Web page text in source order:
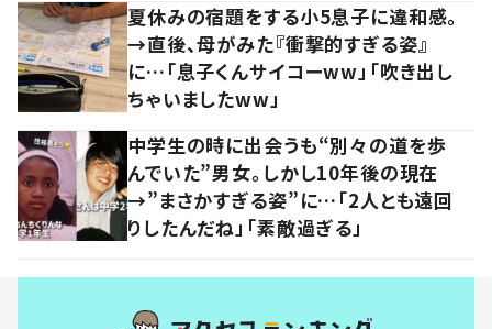
夏休みの宿題をする小5息子に違和感。
→直後、母がみた『衝撃的すぎる姿』
に…「息子くんサイコーww」「吹き出し
ちゃいましたww」
中学生の時に出会うも“別々の道を歩
んでいた”男女。しかし10年後の現在
→”まさかすぎる姿”に…「2人とも遠回
りしたんだね」「素敵過ぎる」